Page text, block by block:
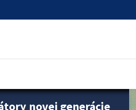
novej generácie